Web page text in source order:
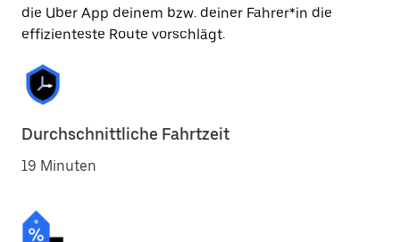
die Uber App deinem bzw. deiner Fahrer*in die
effizienteste Route vorschlägt.
Durchschnittliche Fahrtzeit
19 Minuten